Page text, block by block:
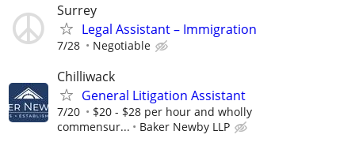
Surrey
Legal Assistant – Immigration
7/28 Negotiable
Chilliwack
General Litigation Assistant
7/20
$20 - $28 per hour and wholly
commensur...
Baker Newby LLP